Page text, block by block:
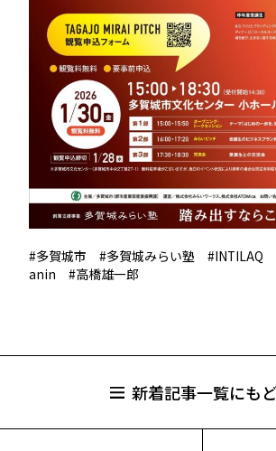
#多賀城市 #多賀城みらい塾
anin #高橋雄一郎
新着記事一覧にも